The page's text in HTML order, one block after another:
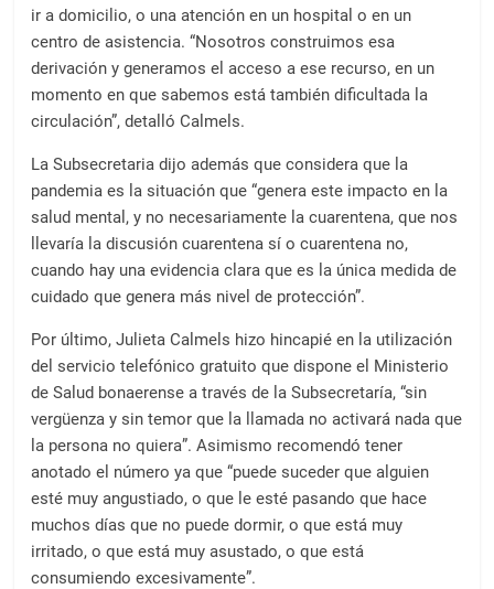
ir a domicilio, o una atención en un hospital o en un
centro de asistencia. “Nosotros construimos esa
derivación y generamos el acceso a ese recurso, en un
momento en que sabemos está también dificultada la
circulación”, detalló Calmels.
La Subsecretaria dijo además que considera que la
pandemia es la situación que “genera este impacto en la
salud mental, y no necesariamente la cuarentena, que nos
llevaría la discusión cuarentena sí o cuarentena no,
cuando hay una evidencia clara que es la única medida de
cuidado que genera más nivel de protección”.
Por último, Julieta Calmels hizo hincapié en la utilización
del servicio telefónico gratuito que dispone el Ministerio
de Salud bonaerense a través de la Subsecretaría, “sin
vergüenza y sin temor que la llamada no activará nada que
la persona no quiera”. Asimismo recomendó tener
anotado el número ya que “puede suceder que alguien
esté muy angustiado, o que le esté pasando que hace
muchos días que no puede dormir, o que está muy
irritado, o que está muy asustado, o que está
consumiendo excesivamente”.